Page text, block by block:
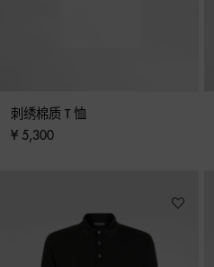
刺绣棉质 T 恤
¥ 5,300